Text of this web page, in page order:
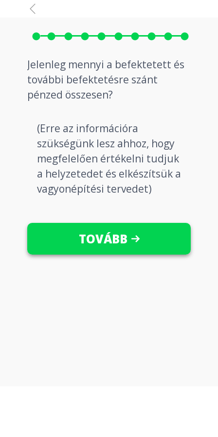
Jelenleg mennyi a befektetett és
további befektetésre szánt
pénzed összesen?
(Erre az információra
szükségünk lesz ahhoz, hogy
megfelelően értékelni tudjuk
a helyzetedet és elkészítsük a
vagyonépítési tervedet)
TOVÁBB